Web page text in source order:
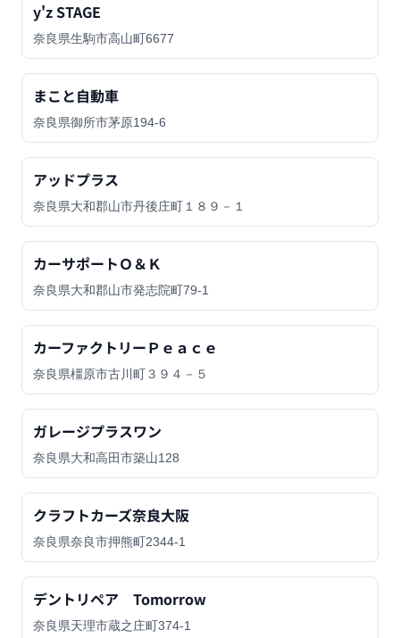
y'z STAGE
奈良県生駒市高山町6677
まこと自動車
奈良県御所市茅原194-6
アッドプラス
奈良県大和郡山市丹後庄町１８９－１
カーサポートＯ＆Ｋ
奈良県大和郡山市発志院町79-1
カーファクトリーＰｅａｃｅ
奈良県橿原市古川町３９４－５
ガレージプラスワン
奈良県大和高田市築山128
クラフトカーズ奈良大阪
奈良県奈良市押熊町2344-1
デントリペア Tomorrow
奈良県天理市蔵之庄町374-1